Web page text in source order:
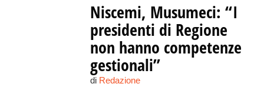
Niscemi, Musumeci: “I
presidenti di Regione
non hanno competenze
gestionali”
di Redazione